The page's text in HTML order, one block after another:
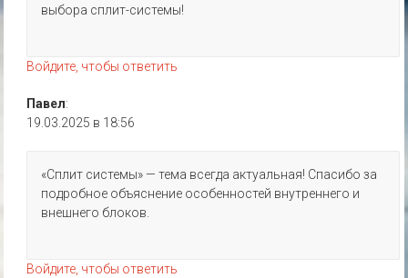
выбора сплит-системы!
Войдите, чтобы ответить
Павел:
19.03.2025 в 18:56
«Сплит системы» — тема всегда актуальная! Спасибо за
подробное объяснение особенностей внутреннего и
внешнего блоков.
Войдите, чтобы ответить